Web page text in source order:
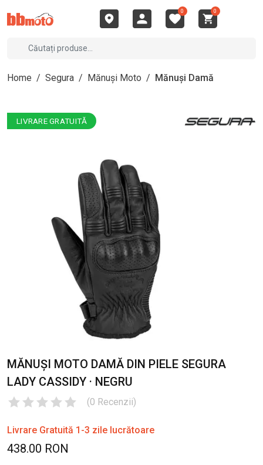
0 0
Home / Segura / Mănuși Moto / Mănuși Damă
LIVRARE GRATUITĂ
MĂNUȘI MOTO DAMĂ DIN PIELE SEGURA
LADY CASSIDY · NEGRU
(0 Recenzii)
Livrare Gratuită 1-3 zile lucrătoare
438.00 RON